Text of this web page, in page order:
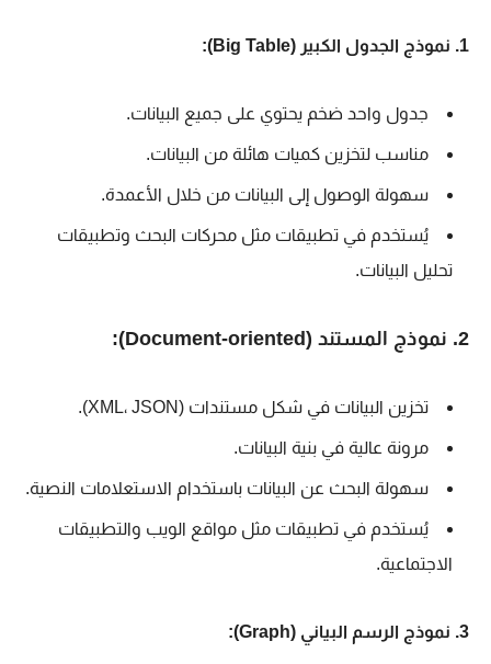
1. نموذج الجدول الكبير (Big Table):
جدول واحد ضخم يحتوي على جميع البيانات.
مناسب لتخزين كميات هائلة من البيانات.
سهولة الوصول إلى البيانات من خلال الأعمدة.
يُستخدم في تطبيقات مثل محركات البحث وتطبيقات
تحليل البيانات.
2. نموذج المستند (Document-oriented):
تخزين البيانات في شكل مستندات (XML، JSON).
مرونة عالية في بنية البيانات.
سهولة البحث عن البيانات باستخدام الاستعلامات النصية.
يُستخدم في تطبيقات مثل مواقع الويب والتطبيقات
الاجتماعية.
3. نموذج الرسم البياني (Graph):